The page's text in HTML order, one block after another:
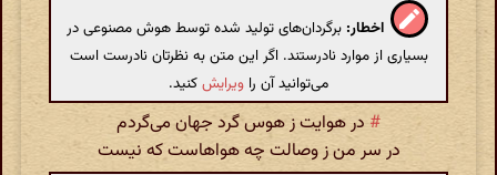
اخطار: برگردان‌های تولید شده توسط هوش مصنوعی در
بسیاری از موارد نادرستند. اگر این متن به نظرتان نادرست است
می‌توانید آن را ویرایشکنید.
# در هوایت ز هوس گرد جهان می‌گردم
در سر من ز وصالت چه هواهاست که نیست